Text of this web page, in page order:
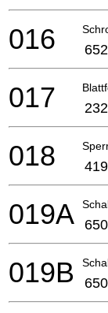
016
017
018
019A
019B